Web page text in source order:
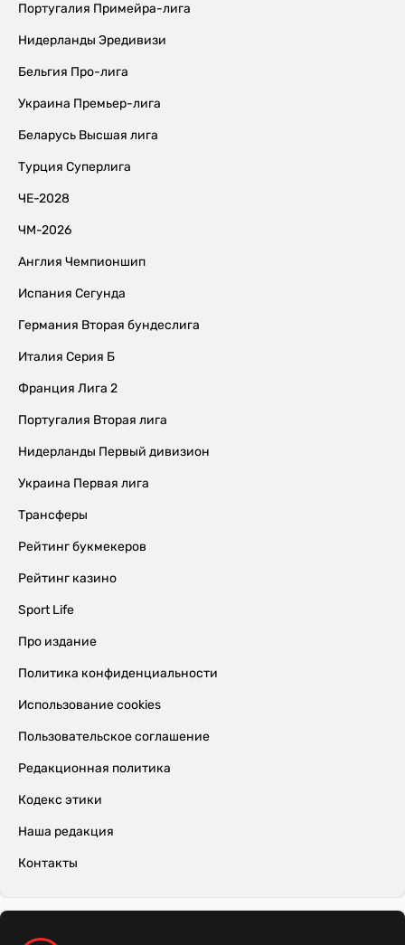
Португалия Примейра-лига
Нидерланды Эредивизи
Бельгия Про-лига
Украина Премьер-лига
Беларусь Высшая лига
Турция Суперлига
ЧЕ-2028
ЧМ-2026
Англия Чемпионшип
Испания Сегунда
Германия Вторая бундеслига
Италия Серия Б
Франция Лига 2
Португалия Вторая лига
Нидерланды Первый дивизион
Украина Первая лига
Трансферы
Рейтинг букмекеров
Рейтинг казино
Sport Life
Про издание
Политика конфиденциальности
Использование cookies
Пользовательское соглашение
Редакционная политика
Кодекс этики
Наша редакция
Контакты